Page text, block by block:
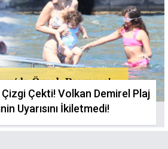
Çekti! Volkan Demirel Plaj
Uyarısını İkiletmedі!